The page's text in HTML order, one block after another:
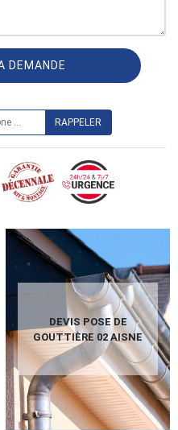
DEVIS POSE DE
GOUTTIÈRE 02 AISNE